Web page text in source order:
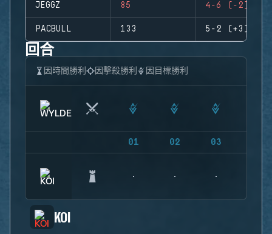
JEGGZ 85 4-6 (-2)
PACBULL 133 5-2 (+3)
回合
因時間勝利 因擊殺勝利 因目標勝利
01 02 03
KOI